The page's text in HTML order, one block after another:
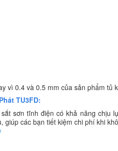
vì 0.4 và 0.5 mm của sản phẩm tủ
TU3FD:
sơn tĩnh điện có khả năng chịu
giúp các bạn tiết kiệm chi phí khi